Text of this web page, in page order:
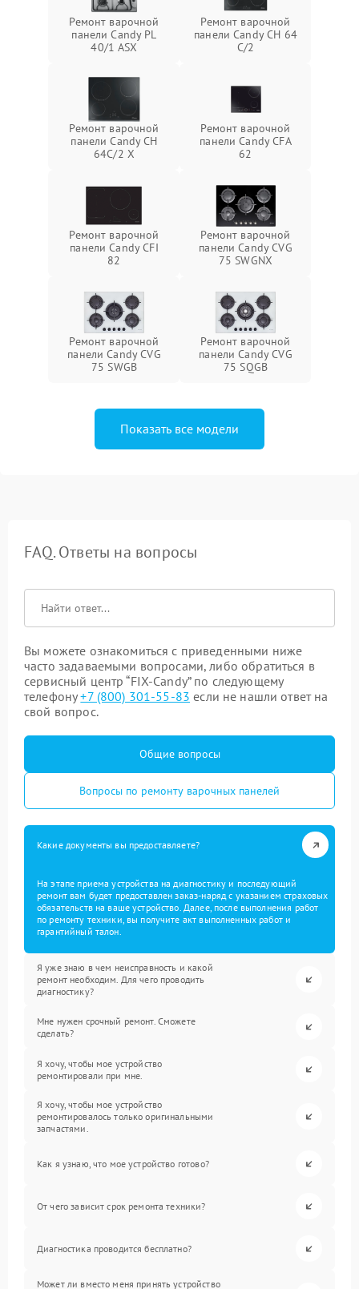
Ремонт варочной
панели Candy PL
40/1 ASX
Ремонт варочной
панели Candy CH 64
C/2
Ремонт варочной
панели Candy CH
64C/2 X
Ремонт варочной
панели Candy CFA
62
Ремонт варочной
панели Candy CFI
82
Ремонт варочной
панели Candy CVG
75 SWGNX
Ремонт варочной
панели Candy CVG
75 SWGB
Ремонт варочной
панели Candy CVG
75 SQGB
Показать все модели
FAQ. Ответы на вопросы
Вы можете ознакомиться с приведенными ниже
часто задаваемыми вопросами, либо обратиться в
сервисный центр “FIX-Candy” по следующему
телефону+7 (800) 301-55-83 если не нашли ответ на
свой вопрос.
Общие вопросы
Вопросы по ремонту варочных панелей
Какие документы вы предоставляете?
На этапе приема устройства на диагностику и последующий
ремонт вам будет предоставлен заказ-наряд с указанием страховых
обязательств на ваше устройство. Далее, после выполнения работ
по ремонту техники, вы получите акт выполненных работ и
гарантийный талон.
Я уже знаю в чем неисправность и какой
ремонт необходим. Для чего проводить
диагностику?
Мне нужен срочный ремонт. Сможете
сделать?
Я хочу, чтобы мое устройство
ремонтировали при мне.
Я хочу, чтобы мое устройство
ремонтировалось только оригинальными
запчастями.
Как я узнаю, что мое устройство готово?
От чего зависит срок ремонта техники?
Диагностика проводится бесплатно?
Может ли вместо меня принять устройство